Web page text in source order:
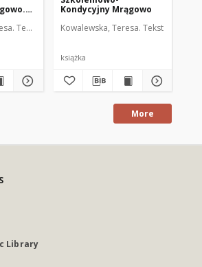
Tekst]
Kondycyjny Mrągowo
Kowalewska, Teresa. Tekst
książka
More
Library